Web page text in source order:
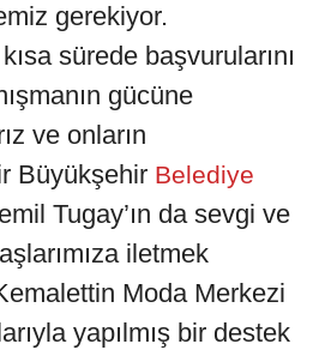
gerekiyor.
sürede başvurularını
gücüne
ve onların
Büyükşehir Belediye
Tugay’ın da sevgi ve
iletmek
Moda Merkezi
yapılmış bir destek